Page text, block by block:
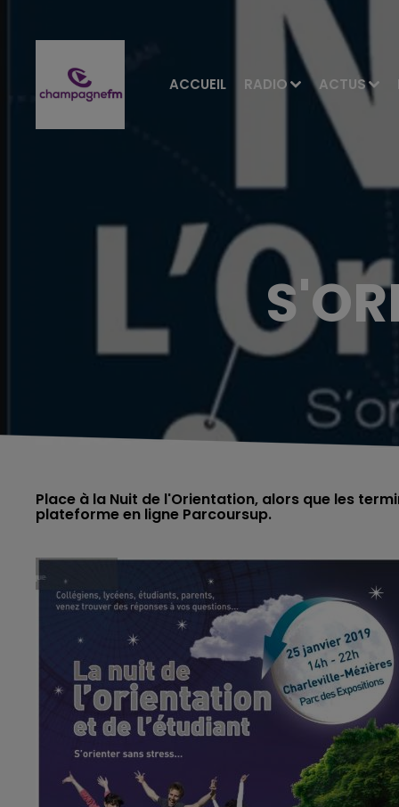
ACCUEIL RADIO ACTUS
Place à la Nuit de l'Orientation, alors que les
plateforme en ligne Parcoursup.